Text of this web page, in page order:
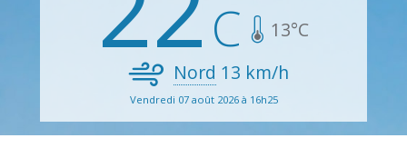
13°C
Nord 13 km/h
Vendredi 07 août 2026 à 16h25